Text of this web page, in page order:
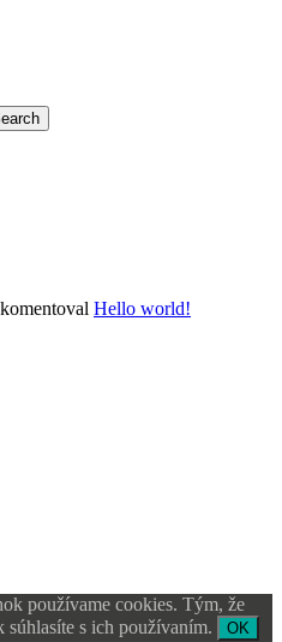
Hello world!
používame cookies. Tým, že
súhlasíte s ich používaním.
OK